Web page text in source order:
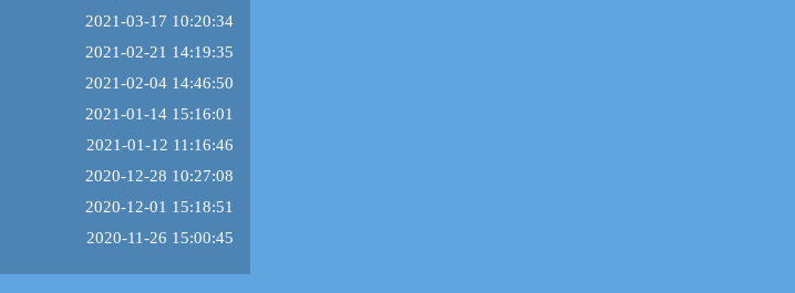
2021-03-17 10:20:34
2021-02-21 14:19:35
2021-02-04 14:46:50
2021-01-14 15:16:01
2021-01-12 11:16:46
2020-12-28 10:27:08
2020-12-01 15:18:51
2020-11-26 15:00:45